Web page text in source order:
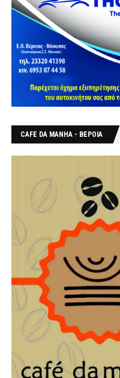
CAFE DA MANHA - ΒΕΡΟΙΑ